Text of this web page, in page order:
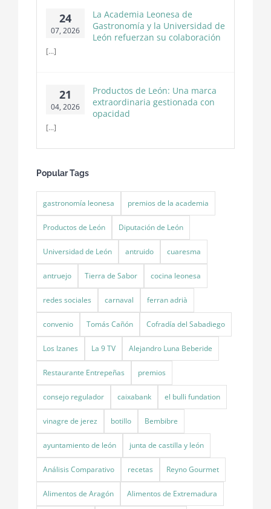
24
07, 2026
La Academia Leonesa de
Gastronomía y la Universidad de
León refuerzan su colaboración
[...]
21
04, 2026
Productos de León: Una marca
extraordinaria gestionada con
opacidad
[...]
Popular Tags
gastronomía leonesa premios de la academia
Productos de León Diputación de León
Universidad de León antruido cuaresma
antruejo Tierra de Sabor cocina leonesa
redes sociales carnaval ferran adrià
convenio Tomás Cañón Cofradía del Sabadiego
Los Izanes La 9 TV Alejandro Luna Beberide
Restaurante Entrepeñas premios
consejo regulador caixabank el bulli fundation
vinagre de jerez botillo Bembibre
ayuntamiento de león junta de castilla y león
Análisis Comparativo recetas Reyno Gourmet
Alimentos de Aragón Alimentos de Extremadura